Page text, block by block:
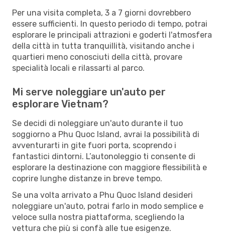
Per una visita completa, 3 a 7 giorni dovrebbero
essere sufficienti. In questo periodo di tempo, potrai
esplorare le principali attrazioni e goderti l'atmosfera
della città in tutta tranquillità, visitando anche i
quartieri meno conosciuti della città, provare
specialità locali e rilassarti al parco.
Mi serve noleggiare un'auto per
esplorare Vietnam?
Se decidi di noleggiare un'auto durante il tuo
soggiorno a Phu Quoc Island, avrai la possibilità di
avventurarti in gite fuori porta, scoprendo i
fantastici dintorni. L’autonoleggio ti consente di
esplorare la destinazione con maggiore flessibilità e
coprire lunghe distanze in breve tempo.
Se una volta arrivato a Phu Quoc Island desideri
noleggiare un'auto, potrai farlo in modo semplice e
veloce sulla nostra piattaforma, scegliendo la
vettura che più si confà alle tue esigenze.